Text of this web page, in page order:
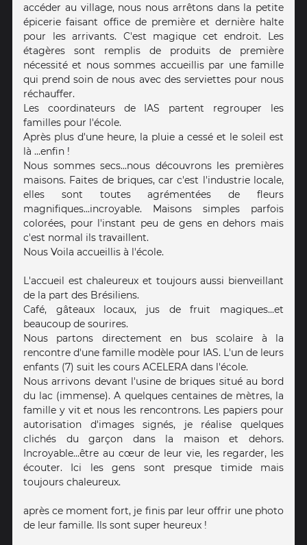
accéder au village, nous nous arrêtons dans la petite
épicerie faisant office de première et dernière halte
pour les arrivants. C'est magique cet endroit. Les
étagères sont remplis de produits de première
nécessité et nous sommes accueillis par une famille
qui prend soin de nous avec des serviettes pour nous
réchauffer.
Les coordinateurs de IAS partent regrouper les
familles pour l'école.
Après plus d'une heure, la pluie a cessé et le soleil est
là ...enfin !
Nous sommes secs...nous découvrons les premières
maisons. Faites de briques, car c'est l'industrie locale,
elles sont toutes agrémentées de fleurs
magnifiques...incroyable. Maisons simples parfois
colorées, pour l'instant peu de gens en dehors mais
c'est normal ils travaillent.
Nous Voila accueillis à l'école.
L'accueil est chaleureux et toujours aussi bienveillant
de la part des Brésiliens.
Café, gâteaux locaux, jus de fruit magiques...et
beaucoup de sourires.
Nous partons directement en bus scolaire à la
rencontre d'une famille modèle pour IAS. L'un de leurs
enfants (7) suit les cours ACELERA dans l'école.
Nous arrivons devant l'usine de briques situé au bord
du lac (immense). A quelques centaines de mètres, la
famille y vit et nous les rencontrons. Les papiers pour
autorisation d'images signés, je réalise quelques
clichés du garçon dans la maison et dehors.
Incroyable...être au cœur de leur vie, les regarder, les
écouter. Ici les gens sont presque timide mais
toujours chaleureux.
après ce moment fort, je finis par leur offrir une photo
de leur famille. Ils sont super heureux !